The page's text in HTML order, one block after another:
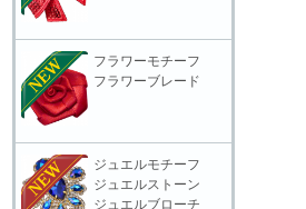
フラワーモチーフ
フラワーブレード
ジュエルモチーフ
ジュエルストーン
ジュエルブローチ